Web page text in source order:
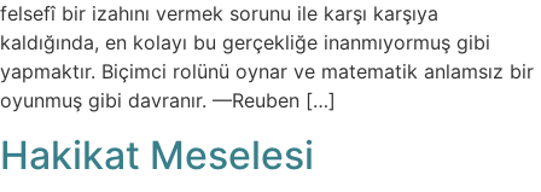
felsefî bir izahını vermek sorunu ile karşı karşıya
kaldığında, en kolayı bu gerçekliğe inanmıyormuş gibi
yapmaktır. Biçimci rolünü oynar ve matematik anlamsız bir
oyunmuş gibi davranır. —Reuben […]
Hakikat Meselesi